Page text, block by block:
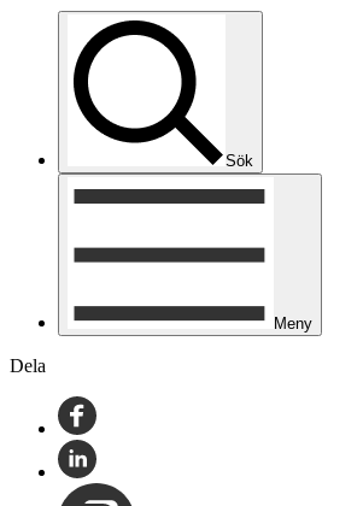
Sök
Meny
Dela